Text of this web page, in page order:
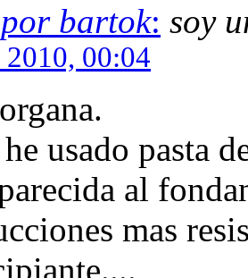
bartok: soy
00:04
usado pasta
al
mas